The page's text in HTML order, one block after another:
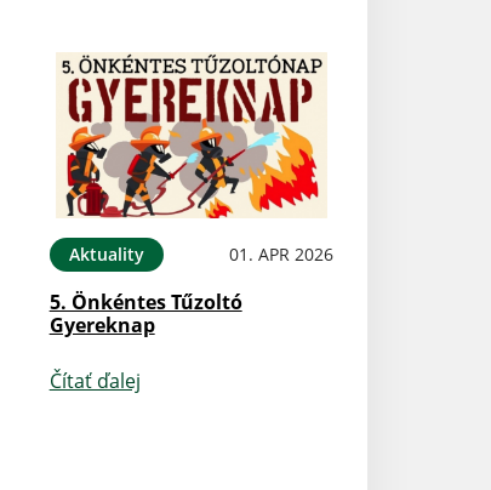
Aktuality 01. APR 2026
5. Önkéntes Tűzoltó
Gyereknap
Čítať ďalej